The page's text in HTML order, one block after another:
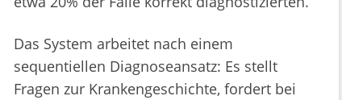
Das System arbeitet nach einem
sequentiellen Diagnoseansatz: Es stellt
Fragen zur Krankengeschichte, fordert bei